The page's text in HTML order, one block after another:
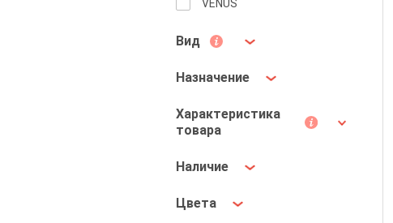
VENUS
Вид
Назначение
Характеристика
товара
Наличие
Цвета